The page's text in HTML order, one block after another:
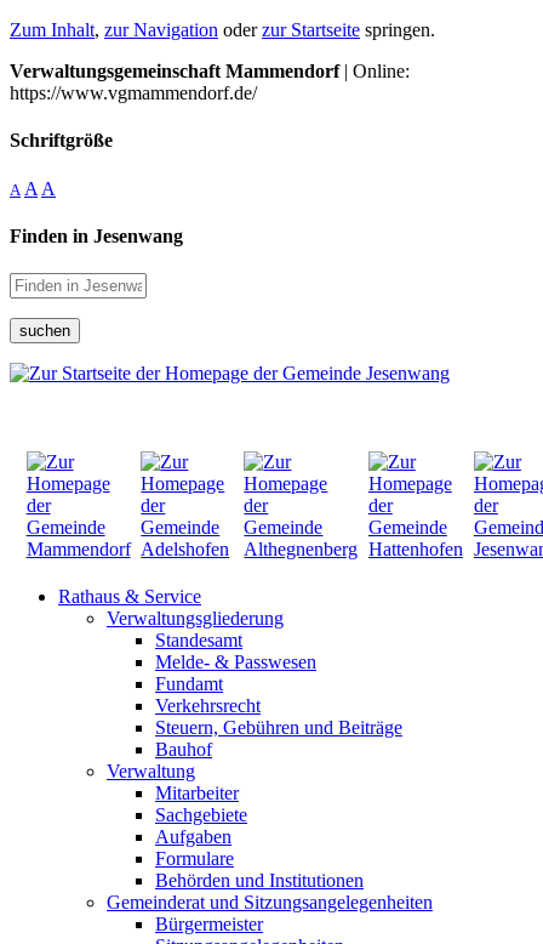
Zum Inhalt, zur Navigation oderzur Startseite springen.
Verwaltungsgemeinschaft Mammendorf| Online:
https://www.vgmammendorf.de/
Schriftgröße
A A A
Finden in Jesenwang
suchen
Rathaus & Service
Verwaltungsgliederung
Standesamt
Melde- & Passwesen
Fundamt
Verkehrsrecht
Steuern, Gebühren und Beiträge
Bauhof
Verwaltung
Mitarbeiter
Sachgebiete
Aufgaben
Formulare
Behörden und Institutionen
Gemeinderat und Sitzungsangelegenheiten
Bürgermeister